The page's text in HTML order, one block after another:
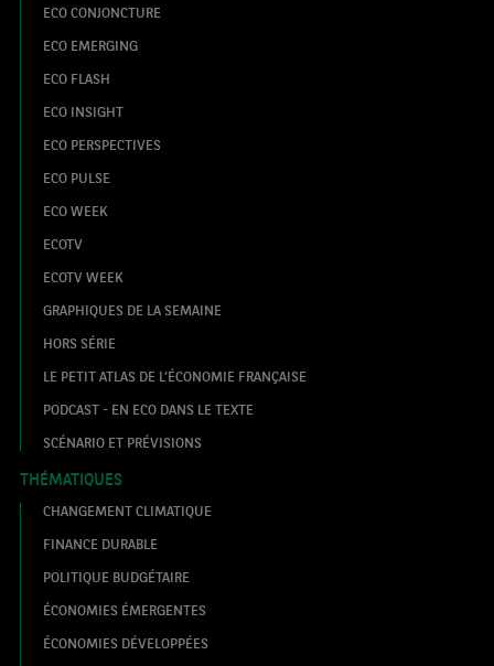
ECO CONJONCTURE
ECO EMERGING
ECO FLASH
ECO INSIGHT
ECO PERSPECTIVES
ECO PULSE
ECO WEEK
ECOTV
ECOTV WEEK
GRAPHIQUES DE LA SEMAINE
HORS SÉRIE
LE PETIT ATLAS DE L’ÉCONOMIE FRANÇAISE
PODCAST - EN ECO DANS LE TEXTE
SCÉNARIO ET PRÉVISIONS
THÉMATIQUES
CHANGEMENT CLIMATIQUE
FINANCE DURABLE
POLITIQUE BUDGÉTAIRE
ÉCONOMIES ÉMERGENTES
ÉCONOMIES DÉVELOPPÉES